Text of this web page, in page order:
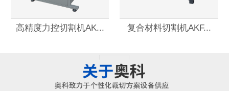
高精度力控切割机AK... 复合材料切割机AKF...